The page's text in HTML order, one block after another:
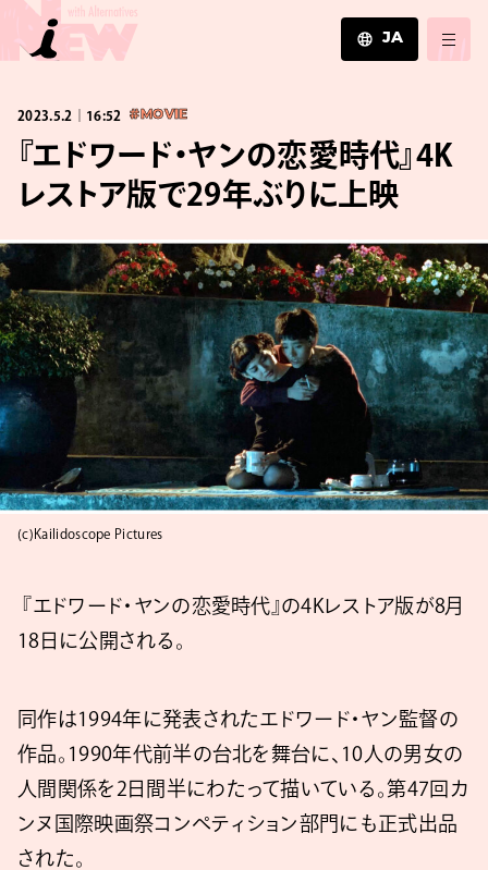
JA
ZH
2023.5.2｜16:52 #MOVIE
『エドワード・ヤンの恋愛時代』4K
レストア版で29年ぶりに上映
(c)Kailidoscope Pictures
『エドワード・ヤンの恋愛時代』の4Kレストア版が8月
18日に公開される。
同作は1994年に発表されたエドワード・ヤン監督の
作品。1990年代前半の台北を舞台に、10人の男女の
人間関係を2日間半にわたって描いている。第47回カ
ンヌ国際映画祭コンペティション部門にも正式出品
された。